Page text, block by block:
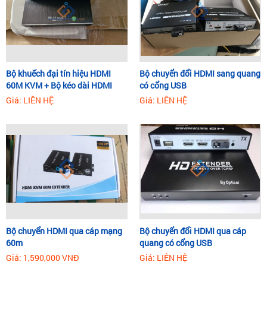
Bộ khuếch đại tín hiệu HDMI
60M KVM + Bộ kéo dài HDMI
60M qua cáp mạng RJ45
Giá: LIÊN HỆ
Bộ chuyển đổi HDMI sang quang
có cổng USB
Giá: LIÊN HỆ
Bộ chuyển HDMI qua cáp mạng
60m
Giá: 1,590,000 VNĐ
Bộ chuyển đổi HDMI qua cáp
quang có cổng USB
Giá: LIÊN HỆ